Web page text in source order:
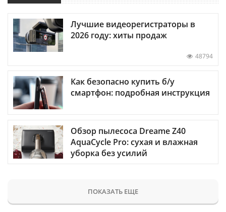
Лучшие видеорегистраторы в
2026 году: хиты продаж
48794
Как безопасно купить б/у
смартфон: подробная инструкция
Обзор пылесоса Dreame Z40
AquaCycle Pro: сухая и влажная
уборка без усилий
ПОКАЗАТЬ ЕЩЕ